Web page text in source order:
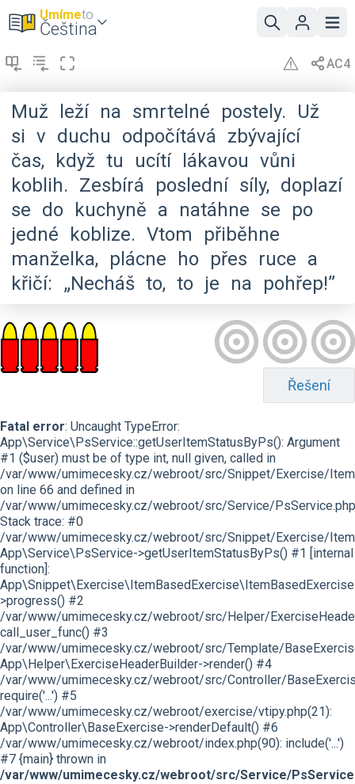
Umímeto
Čeština
Muž leží na smrtelné postely.
Už
si v duchu odpočítává zbývající
čas,
když tu ucítí lákavou vůni
koblih. Zesbírá poslední síly, doplazí
se do kuchyně a natáhne se
po
jedné
koblize. Vtom
přiběhne
manželka, plácne ho přes ruce a
křičí:
„Necháš to, to je na pohřep!”
Řešení
Fatal error: Uncaught TypeError:
App\Service\PsService::getUserItemStatusByPs(): Argument
#1 ($user) must be of type int, null given, called in
/var/www/umimecesky.cz/webroot/src/Snippet/Exercise/
on line 66 and defined in
/var/www/umimecesky.cz/webroot/src/Service/
Stack trace: #0
/var/www/umimecesky.cz/webroot/src/Snippet/Exercise/
App\Service\PsService->getUserItemStatusByPs() #1 [internal
function]:
>progress() #2
/var/www/umimecesky.cz/webroot/src/Helper/
call_user_func() #3
/var/www/umimecesky.cz/webroot/src/Template/
App\Helper\ExerciseHeaderBuilder->render() #4
/var/www/umimecesky.cz/webroot/src/Controller/
require('...') #5
/var/www/umimecesky.cz/webroot/exercise/vtipy.php(21):
App\Controller\BaseExercise->renderDefault() #6
/var/www/umimecesky.cz/webroot/index.php(90): include('...')
#7 {main} thrown in
/var/www/umimecesky.cz/webroot/src/Service/